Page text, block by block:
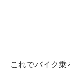
これでバイク